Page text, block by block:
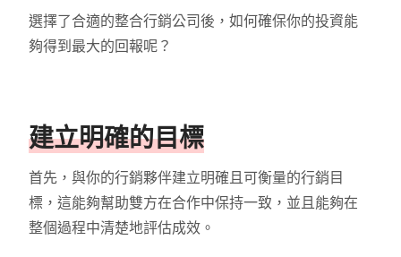
選擇了合適的整合行銷公司後，如何確保你的投資能
夠得到最大的回報呢？
建立明確的目標
首先，與你的行銷夥伴建立明確且可衡量的行銷目
標，這能夠幫助雙方在合作中保持一致，並且能夠在
整個過程中清楚地評估成效。